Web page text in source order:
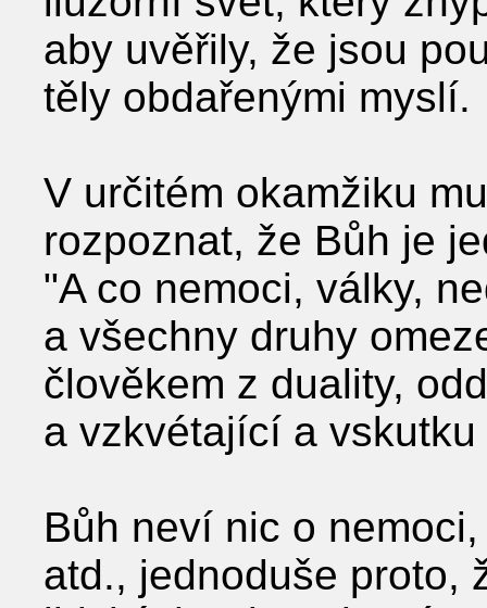
aby uvěřily, že jsou
těly obdařenými myslí.
V určitém okamžiku
rozpoznat, že Bůh je
"A co nemoci, války,
a všechny druhy
člověkem z duality,
a vzkvétající a
Bůh neví nic o
atd., jednoduše proto,